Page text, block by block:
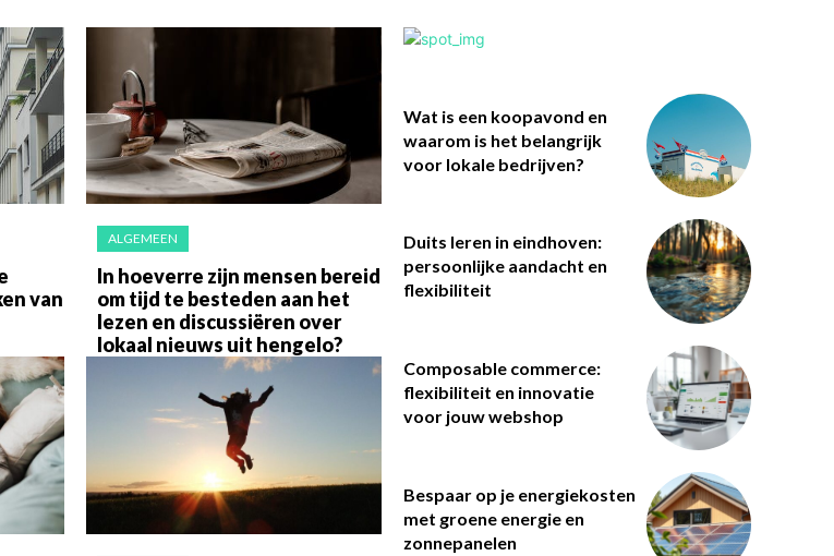
van
ALGEMEEN
In hoeverre zijn mensen bereid
om tijd te besteden aan het
lezen en discussiëren over
lokaal nieuws uit hengelo?
Wat is een koopavond en
waarom is het belangrijk
voor lokale bedrijven?
Duits leren in eindhoven:
persoonlijke aandacht en
flexibiliteit
Composable commerce:
flexibiliteit en innovatie
voor jouw webshop
Bespaar op je energiekosten
met groene energie en
zonnepanelen